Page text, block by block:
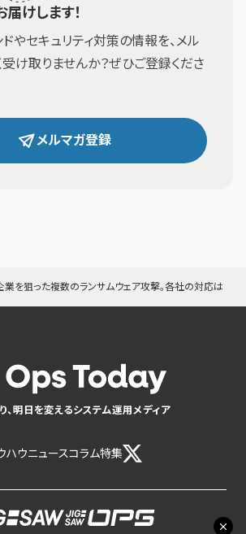
けします！
やセキュリティ対策の情報を、メル
け取りませんか？ぜひご登録くださ
メルマガ登録
業を狙った複数のランサムウェア攻撃。各社の対応は
、明日を変えるシステム運用メディア
ハウニュースコラム特集